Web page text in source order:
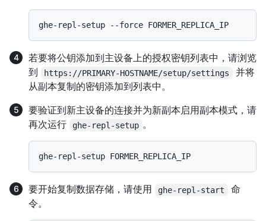
若要将公钥添加到主设备上的授权密钥列表中，请浏览
到
https://PRIMARY-HOSTNAME/setup/settings
并将
从副本复制的密钥添加到列表中。
要验证到新主设备的连接并为新副本启用副本模式，请
再次运行
ghe-repl-setup 。
要开始复制数据存储，请使用 ghe-repl-start
命
令。